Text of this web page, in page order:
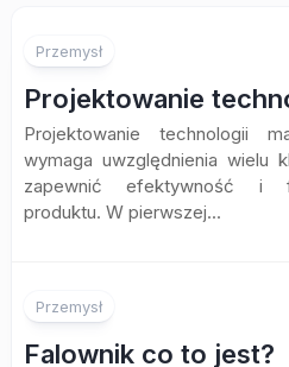
Przemysł
Projektowanie
Projektowanie technologii
wymaga uwzględnienia wielu
zapewnić efektywność i
produktu. W pierwszej...
Przemysł
Falownik co to jest?